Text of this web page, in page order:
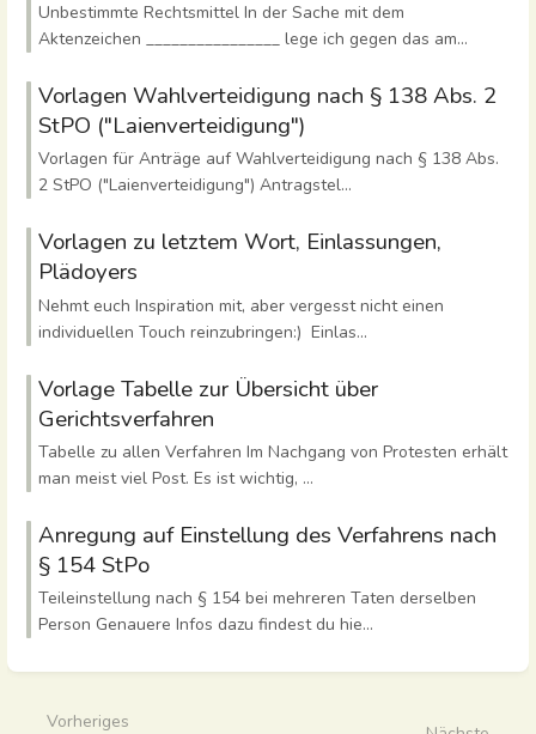
Unbestimmte Rechtsmittel In der Sache mit dem
Aktenzeichen ________________ lege ich gegen das am...
Vorlagen Wahlverteidigung nach § 138 Abs. 2
StPO ("Laienverteidigung")
Vorlagen für Anträge auf Wahlverteidigung nach § 138 Abs.
2 StPO ("Laienverteidigung") Antragstel...
Vorlagen zu letztem Wort, Einlassungen,
Plädoyers
Nehmt euch Inspiration mit, aber vergesst nicht einen
individuellen Touch reinzubringen:) Einlas...
Vorlage Tabelle zur Übersicht über
Gerichtsverfahren
Tabelle zu allen Verfahren Im Nachgang von Protesten erhält
man meist viel Post. Es ist wichtig, ...
Anregung auf Einstellung des Verfahrens nach
§ 154 StPo
Teileinstellung nach § 154 bei mehreren Taten derselben
Person Genauere Infos dazu findest du hie...
Vorheriges